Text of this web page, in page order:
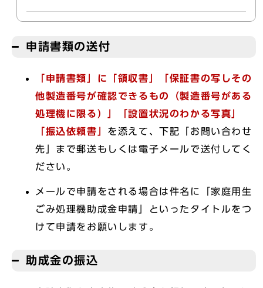
申請書類の送付
「申請書類」に「領収書」「保証書の写しその
他製造番号が確認できるもの（製造番号がある
処理機に限る）」「設置状況のわかる写真」
「振込依頼書」 を添えて、下記「お問い合わせ
先」まで郵送もしくは電子メールで送付してく
ださい。
メールで申請をされる場合は件名に「家庭用生
ごみ処理機助成金申請」といったタイトルをつ
けて申請をお願いします。
助成金の振込